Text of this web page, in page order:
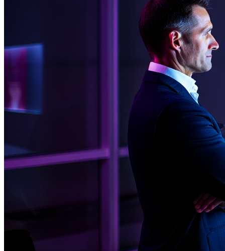
Diseño UI
Desarrollo Web